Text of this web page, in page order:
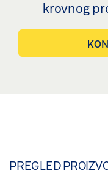
krovnog
PREGLED